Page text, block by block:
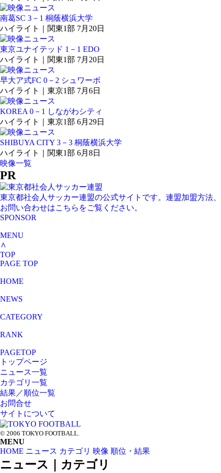
南葛SC 3－1 桐蔭横浜大学
ハイライト｜関東1部 7月20日
東京ユナイテッド 1－1 EDO
ハイライト｜関東1部 7月20日
早大ア式FC 0－2 シュワーボ
ハイライト｜東京1部 7月6日
KOREA 0－1 しながわシティ
ハイライト｜東京1部 6月29日
SHIBUYA CITY 3－3 桐蔭横浜大学
ハイライト｜関東1部 6月8日
映像一覧
PR
東京都社会人サッカー連盟の公式サイトです。連盟加盟方法、
お問い合わせはこちらをご覧ください。
SPONSOR
MENU
∧
TOP
PAGE TOP
HOME
NEWS
CATEGORY
RANK
PAGETOP
トップページ
ニュース一覧
カテゴリ一覧
結果／順位一覧
お問合せ
サイトについて
© 2006 TOKYO FOOTBALL.
MENU
HOME ニュース カテゴリ 映像 順位・結果
ニュース｜カテゴリ